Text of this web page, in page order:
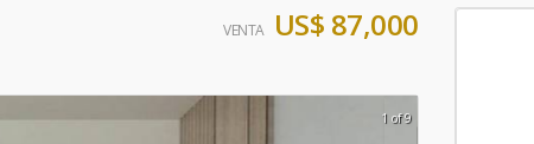
VENTA US$ 87,000
1 of 9